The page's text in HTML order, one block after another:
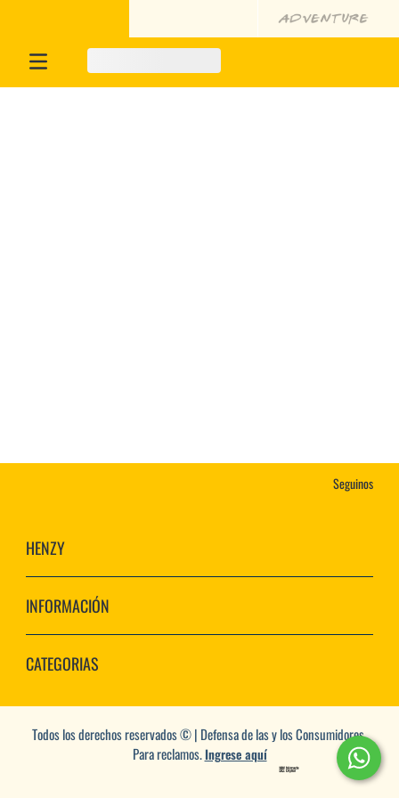
Seguinos
HENZY
INFORMACIÓN
CATEGORIAS
Todos los derechos reservados © | Defensa de las y los Consumidores.
Para reclamos.Ingrese aquí